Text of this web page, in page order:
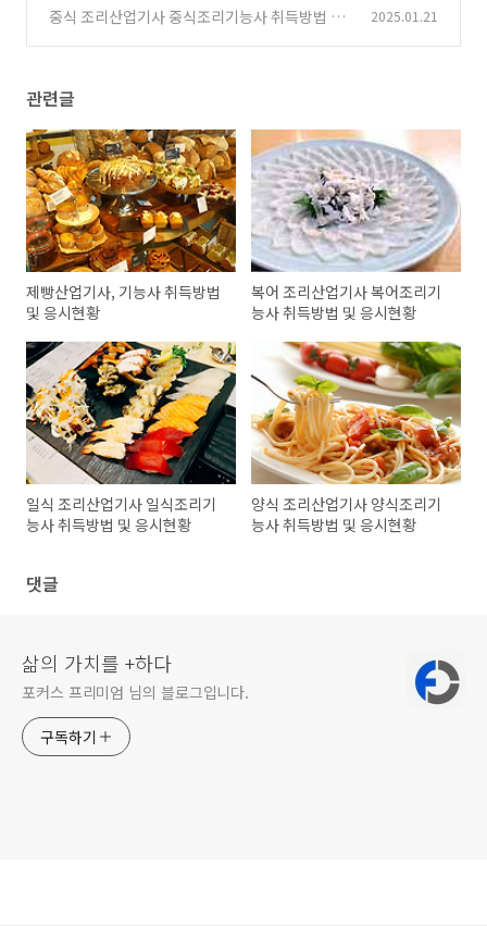
응시현황
(1)
중식 조리산업기사 중식조리기능사 취득방법 및
2025.01.21
관련글
제빵산업기사, 기능사 취득방법
및 응시현황
복어 조리산업기사 복어조리기
능사 취득방법 및 응시현황
일식 조리산업기사 일식조리기
능사 취득방법 및 응시현황
양식 조리산업기사 양식조리기
능사 취득방법 및 응시현황
댓글
삶의 가치를 +하다
포커스 프리미엄 님의 블로그입니다.
구독하기